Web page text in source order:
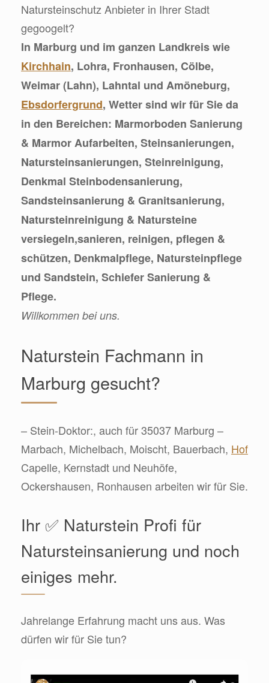
Natursteinschutz Anbieter in Ihrer Stadt
gegoogelt?
In Marburg und im ganzen Landkreis wie
Kirchhain, Lohra, Fronhausen, Cölbe,
Weimar (Lahn), Lahntal und Amöneburg,
Ebsdorfergrund, Wetter sind wir für Sie da
in den Bereichen: Marmorboden Sanierung
& Marmor Aufarbeiten, Steinsanierungen,
Natursteinsanierungen, Steinreinigung,
Denkmal Steinbodensanierung,
Sandsteinsanierung & Granitsanierung,
Natursteinreinigung & Natursteine
versiegeln,sanieren, reinigen, pflegen &
schützen, Denkmalpflege, Natursteinpflege
und Sandstein, Schiefer Sanierung &
Pflege.
Willkommen bei uns.
Naturstein Fachmann in
Marburg gesucht?
– Stein-Doktor:, auch für 35037 Marburg –
Marbach, Michelbach, Moischt, Bauerbach, Hof
Capelle, Kernstadt und Neuhöfe,
Ockershausen, Ronhausen arbeiten wir für Sie.
Ihr ✅ Naturstein Profi für
Natursteinsanierung und noch
einiges mehr.
Jahrelange Erfahrung macht uns aus. Was
dürfen wir für Sie tun?